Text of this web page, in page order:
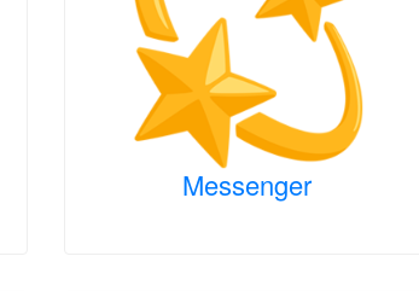
Messenger